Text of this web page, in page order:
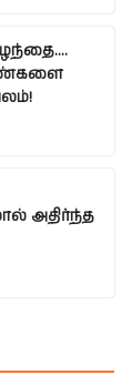
அதிர்ந்த